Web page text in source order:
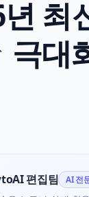
최
극대
편집팀 AI 전